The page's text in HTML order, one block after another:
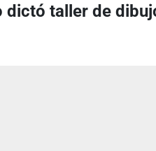
dictó taller de